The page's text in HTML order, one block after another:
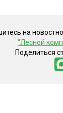
на
"Лесной
Поделиться